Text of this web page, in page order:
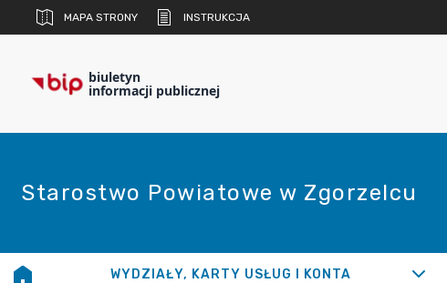
MAPA STRONY INSTRUKCJA
biuletyn
informacji publicznej
Starostwo Powiatowe w Zgorzelcu
WYDZIAŁY, KARTY USŁUG I KONTA